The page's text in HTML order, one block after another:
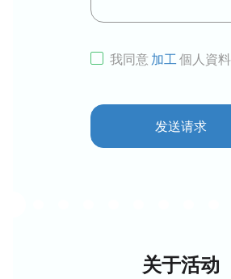
我同意加工個人資料
发送请求
关于活动